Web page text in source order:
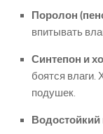
Поролон
впитывать
Синтепон и
боятся
подушек.
Водостойкий